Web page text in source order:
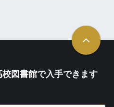
図書館で入手できます